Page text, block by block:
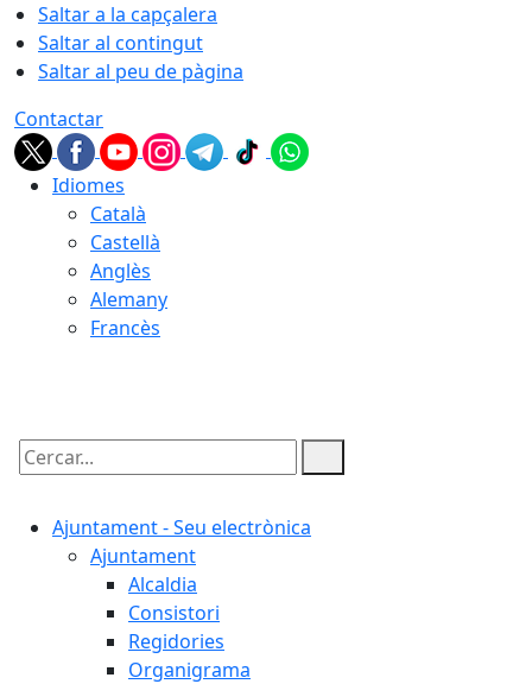
Saltar a la capçalera
Saltar al contingut
Saltar al peu de pàgina
Contactar
Idiomes
Català
Castellà
Anglès
Alemany
Francès
Cercar:
Ajuntament - Seu electrònica
Ajuntament
Alcaldia
Consistori
Regidories
Organigrama